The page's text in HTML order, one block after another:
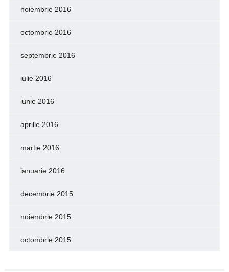
noiembrie 2016
octombrie 2016
septembrie 2016
iulie 2016
iunie 2016
aprilie 2016
martie 2016
ianuarie 2016
decembrie 2015
noiembrie 2015
octombrie 2015